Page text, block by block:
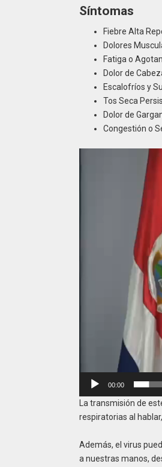
Síntomas
Fiebre Alta
Dolores
Fatiga o
Dolor de
Escalofríos y
Tos Seca
Dolor de
Congestión o
00:00
La transmisión de
respiratorias al
Además, el virus
a nuestras manos,